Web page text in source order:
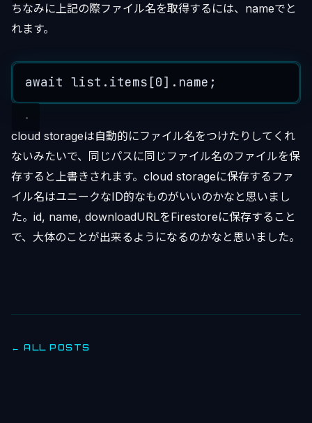
ちなみに上記の際ファイル名を取得するには、nameでと
れます。
await list . items [0] . name ;
cloud storageは自動的にファイル名をつけたりしてくれ
ないみたいで、同じパスに同じファイル名のファイルを保
存すると上書きされます。cloud storageに保存するファ
イル名はユニークなID的なものがいいのかなと思いまし
た。id, name, downloadURLをFirestoreに保存すること
で、大体のことが出来るようになるのかなと思いました。
← ALL POSTS